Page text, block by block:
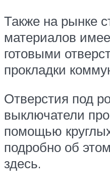
Также на рынке
материалов
готовыми
прокладки
Отверстия под
выключатели
помощью
подробно об
здесь.